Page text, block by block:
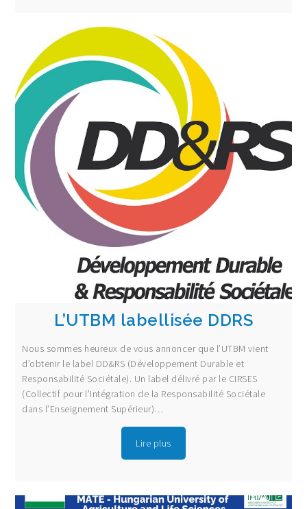
L’UTBM labellisée DDRS
Nous sommes heureux de vous annoncer que l’UTBM vient
d’obtenir le label DD&RS (Développement Durable et
Responsabilité Sociétale). Un label délivré par le CIRSES
(Collectif pour l’Intégration de la Responsabilité Sociétale
dans l’Enseignement Supérieur)…
Lire plus